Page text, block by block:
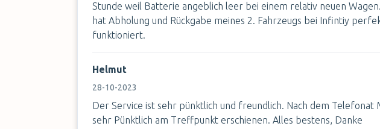
Stunde weil Batterie angeblich leer bei einem relativ neuen
hat Abholung und Rückgabe meines 2. Fahrzeugs bei Infintiy
funktioniert.
Helmut
28-10-2023
Der Service ist sehr pünktlich und freundlich. Nach dem Telefonat
sehr Pünktlich am Treffpunkt erschienen. Alles bestens, Danke